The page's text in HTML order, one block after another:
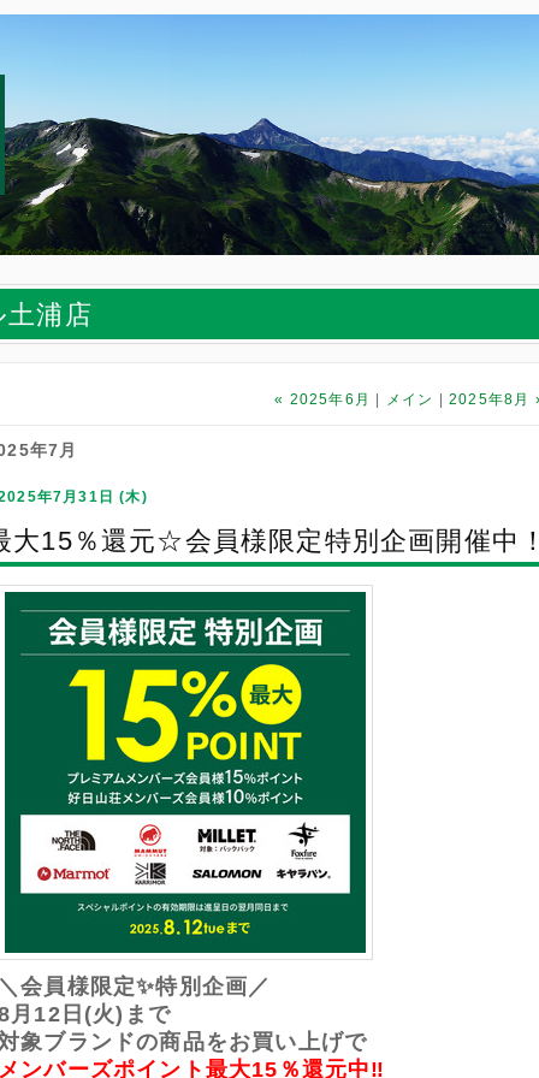
浦店
« 2025年6月 メイン 2025年8月
年7月
年7月31日 (木)
大15％還元☆会員様限定特別企画開催中
会員様限定✨特別企画／
月12日(火)まで
象ブランドの商品をお買い上げで
ンバーズポイント最大15％還元中‼️